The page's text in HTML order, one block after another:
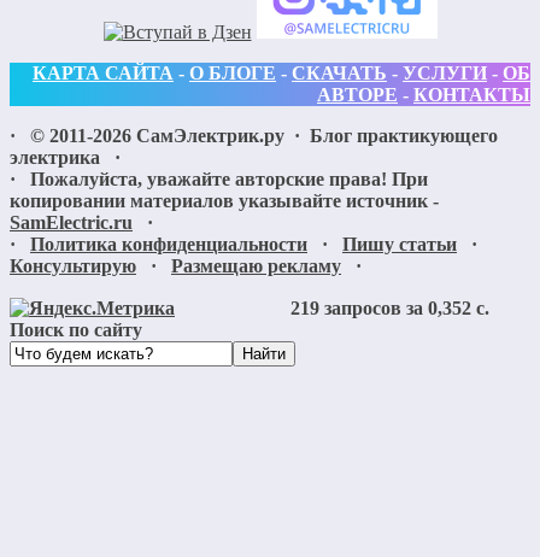
КАРТА САЙТА - О БЛОГЕ - СКАЧАТЬ - УСЛУГИ - ОБ
АВТОРЕ - КОНТАКТЫ
· © 2011-2026 СамЭлектрик.ру · Блог практикующего
электрика
·
· Пожалуйста, уважайте авторские права! При
копировании материалов указывайте источник -
SamElectric.ru ·
· Политика конфиденциальности · Пишу статьи ·
Консультирую · Размещаю рекламу ·
219 запросов за 0,352 с.
Поиск по сайту